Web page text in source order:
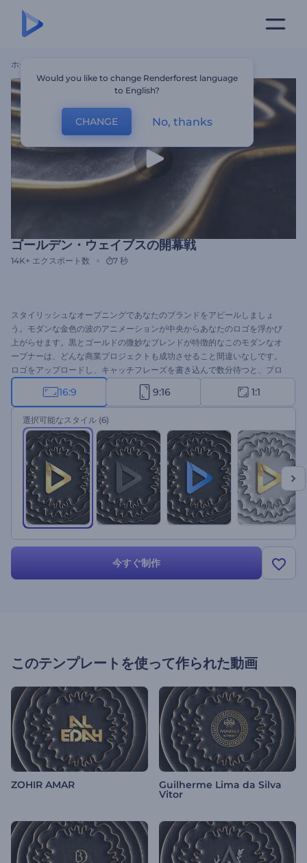
ホーム
ゴールデン・ウェイブスの開幕戦
14K+ エクスポート数 7 秒
スタイリッシュなオープニングであなたのブランドをアピールしましょ
う。モダンな金色の波のアニメーションが中央からあなたのロゴを浮かび
上がらせます。黒とゴールドの微妙なブレンドが特徴的なこのモダンなオ
ープナーは、どんな商業プロジェクトも成功させること間違いなしです。
ロゴをアップロードし、キャッチフレーズを書き込んで数分待つと、プロ
仕様のアニメーションのオープニングが完成します。企業のオープニン
グ、製品発表会、ジュエリーサロンのプロモーションなどに最適です。こ
のモダンなオープニングで、あなたのプロジェクトにエレガントなタッチ
を加え、ターゲットとなる視聴者に印象的な印象を残しましょう。今すぐ
お試しください！
16:9 9:16 1:1
選択可能なスタイル (6)
今すぐ制作
このテンプレートを使って作られた動画
ZOHIR AMAR Guilherme Lima da Silva
Vitor
Would you like to change Renderforest language
to English?
CHANGE No, thanks